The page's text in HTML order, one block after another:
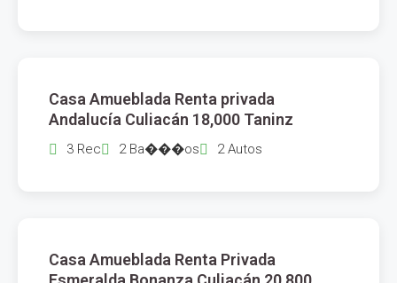
Casa Amueblada Renta privada
Andalucía Culiacán 18,000 Taninz
3 Rec 2 Ba���os 2 Autos
Casa Amueblada Renta Privada